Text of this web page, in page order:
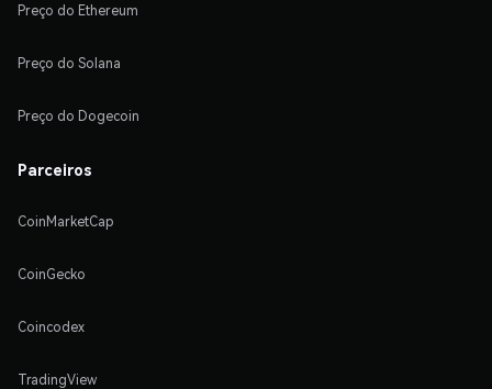
Preço do Ethereum
Preço do Solana
Preço do Dogecoin
Parceiros
CoinMarketCap
CoinGecko
Coincodex
TradingView